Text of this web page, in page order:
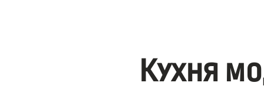
Кухня